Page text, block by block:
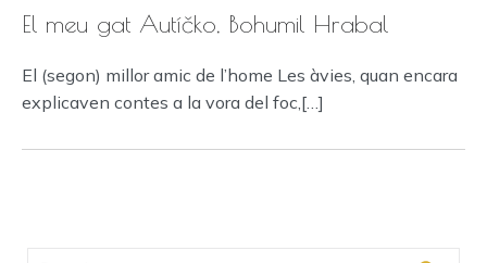
El meu gat Autíčko, Bohumil Hrabal
El (segon) millor amic de l’home Les àvies, quan encara
explicaven contes a la vora del foc,[…]